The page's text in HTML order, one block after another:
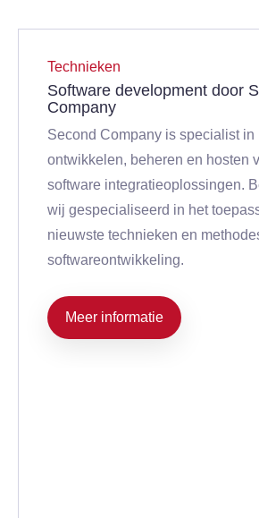
Technieken
Software development door
Company
Second Company is specialist in
ontwikkelen, beheren en hosten
software integratieoplossingen.
wij gespecialiseerd in het
nieuwste technieken en
softwareontwikkeling.
Meer informatie